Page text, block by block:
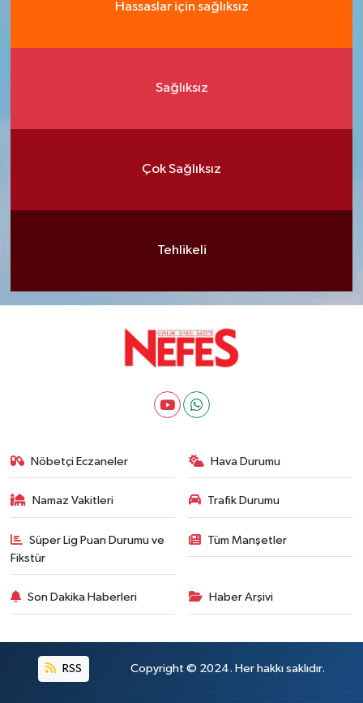
Hassaslar için sağlıksız
Sağlıksız
Çok Sağlıksız
Tehlikeli
Nöbetçi Eczaneler Hava Durumu
Namaz Vakitleri Trafik Durumu
Süper Lig Puan Durumu ve
Fikstür
Tüm Manşetler
Son Dakika Haberleri Haber Arşivi
RSS Copyright © 2024. Her hakkı saklıdır.